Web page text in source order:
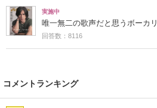
実施中
唯一無二の歌声だと思うボーカ
回答数：8116
コメントランキング